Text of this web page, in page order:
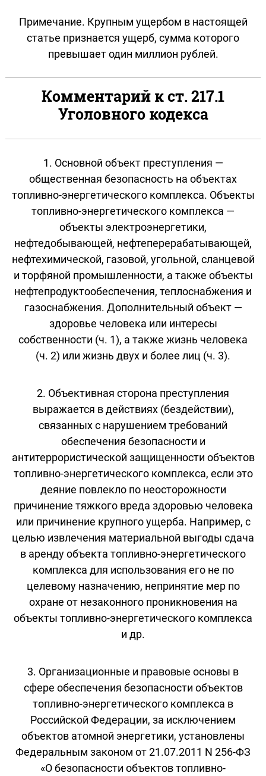
Примечание. Крупным ущербом в настоящей
статье признается ущерб, сумма которого
превышает один миллион рублей.
Комментарий к ст. 217.1
Уголовного кодекса
1. Основной объект преступления —
общественная безопасность на объектах
топливно-энергетического комплекса. Объекты
топливно-энергетического комплекса —
объекты электроэнергетики,
нефтедобывающей, нефтеперерабатывающей,
нефтехимической, газовой, угольной, сланцевой
и торфяной промышленности, а также объекты
нефтепродуктообеспечения, теплоснабжения и
газоснабжения. Дополнительный объект —
здоровье человека или интересы
собственности (ч. 1), а также жизнь человека
(ч. 2) или жизнь двух и более лиц (ч. 3).
2. Объективная сторона преступления
выражается в действиях (бездействии),
связанных с нарушением требований
обеспечения безопасности и
антитеррористической защищенности объектов
топливно-энергетического комплекса, если это
деяние повлекло по неосторожности
причинение тяжкого вреда здоровью человека
или причинение крупного ущерба. Например, с
целью извлечения материальной выгоды сдача
в аренду объекта топливно-энергетического
комплекса для использования его не по
целевому назначению, непринятие мер по
охране от незаконного проникновения на
объекты топливно-энергетического комплекса
и др.
3. Организационные и правовые основы в
сфере обеспечения безопасности объектов
топливно-энергетического комплекса в
Российской Федерации, за исключением
объектов атомной энергетики, установлены
Федеральным законом от 21.07.2011 N 256-ФЗ
«О безопасности объектов топливно-